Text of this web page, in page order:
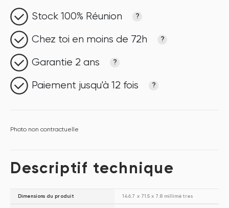
Stock 100% Réunion ?
Chez toi en moins de 72h ?
Garantie 2 ans ?
Paiement jusqu'à 12 fois ?
Photo non contractuelle
Descriptif technique
Dimensions du produit 146.7 x 71.5 x 7.8 millimètres